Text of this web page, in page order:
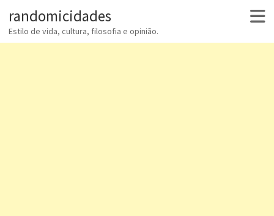
randomicidades
Estilo de vida, cultura, filosofia e opinião.